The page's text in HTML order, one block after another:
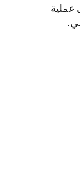
عملية